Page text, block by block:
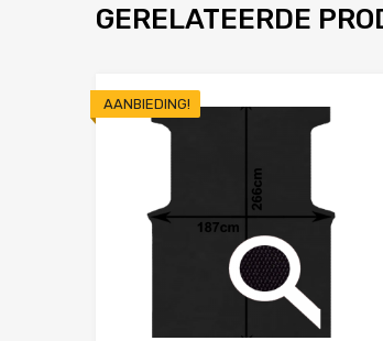
GERELATEERDE
AANBIEDING!